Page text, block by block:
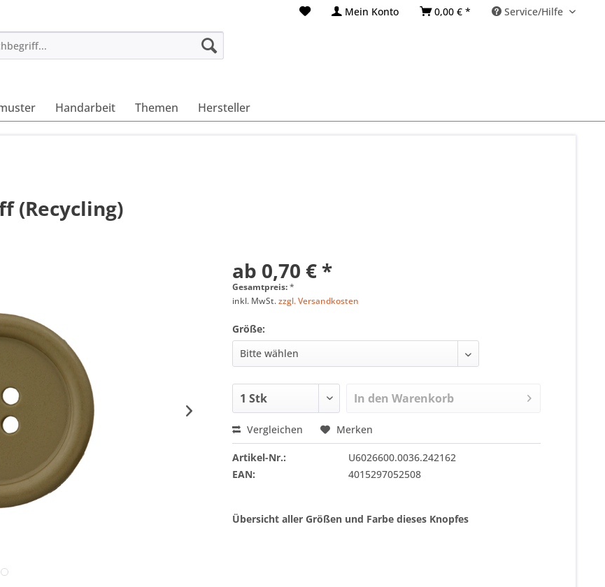
Mein Konto 0,00 € * Service/Hilfe
Handarbeit Themen Hersteller
(Recycling)
ab 0,70 € *
Gesamtpreis:*
inkl. MwSt.zzgl. Versandkosten
Größe:
In den Warenkorb
Vergleichen Merken
Artikel-Nr.:
U6026600.0036.242162
EAN:
4015297052508
Übersicht aller Größen und Farbe dieses Knopfes